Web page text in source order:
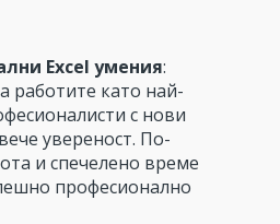
Excel умения:
работите като най-
с нови
увереност. По-
и спечелено време
професионално